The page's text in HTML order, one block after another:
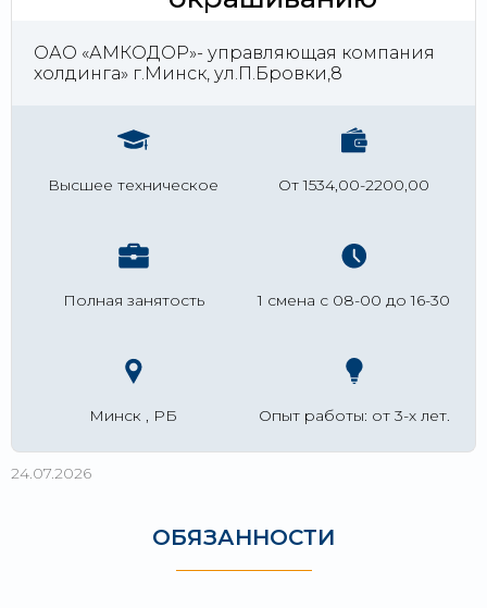
ОАО «АМКОДОР»- управляющая компания
холдинга» г.Минск, ул.П.Бровки,8
Высшее техническое От 1534,00-2200,00
Полная занятость 1 смена с 08-00 до 16-30
Минск , РБ Опыт работы: от 3-х лет.
24.07.2026
ОБЯЗАННОСТИ